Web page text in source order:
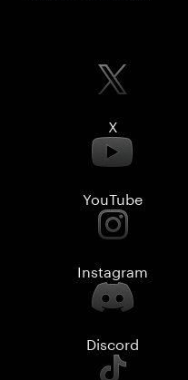
X
YouTube
Instagram
Discord